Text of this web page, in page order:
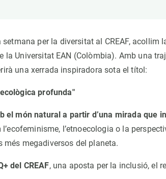
per la diversitat al CREAF, acollim
la Universitat EAN (Colòmbia). Amb una
una xerrada inspiradora sota el títol:
profunda"
el món natural a partir d’una mirada que
l’etnoecologia o la
més megadiversos del planeta.
del CREAF, una aposta per la inclusió, el